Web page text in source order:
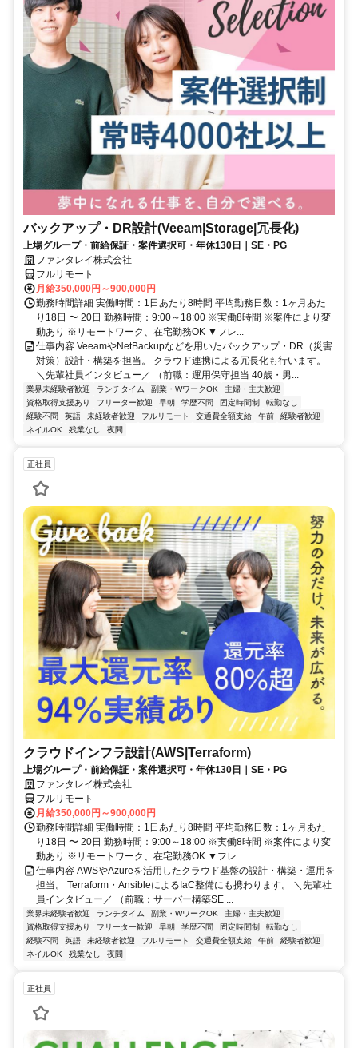
バックアップ・DR設計(Veeam|Storage|冗長化)
上場グループ・前給保証・案件選択可・年休130日｜SE・PG
ファンタレイ株式会社
フルリモート
月給350,000円～900,000円
勤務時間詳細 実働時間：1日あたり8時間 平均勤務日数：1ヶ月あた
り18日 〜 20日 勤務時間：9:00～18:00 ※実働8時間 ※案件により変
動あり ※リモートワーク、在宅勤務OK ▼フレ...
仕事内容 VeeamやNetBackupなどを用いたバックアップ・DR（災害
対策）設計・構築を担当。 クラウド連携による冗長化も行います。
＼先輩社員インタビュー／ （前職：運用保守担当 40歳・男...
業界未経験者歓迎 ランチタイム 副業・WワークOK
主婦・主夫歓迎
資格取得支援あり
フリーター歓迎 早朝 学歴不問 固定時間制
転勤なし
経験不問
英語 未経験者歓迎 フルリモート 交通費全額支給 午前
経験者歓迎
ネイルOK
残業なし 夜間
正社員
クラウドインフラ設計(AWS|Terraform)
上場グループ・前給保証・案件選択可・年休130日｜SE・PG
ファンタレイ株式会社
フルリモート
月給350,000円～900,000円
勤務時間詳細 実働時間：1日あたり8時間 平均勤務日数：1ヶ月あた
り18日 〜 20日 勤務時間：9:00～18:00 ※実働8時間 ※案件により変
動あり ※リモートワーク、在宅勤務OK ▼フレ...
仕事内容 AWSやAzureを活用したクラウド基盤の設計・構築・運用を
担当。 Terraform・AnsibleによるIaC整備にも携わります。 ＼先輩社
員インタビュー／ （前職：サーバー構築SE ...
業界未経験者歓迎 ランチタイム 副業・WワークOK
主婦・主夫歓迎
資格取得支援あり
フリーター歓迎 早朝 学歴不問 固定時間制
転勤なし
経験不問
英語 未経験者歓迎 フルリモート 交通費全額支給 午前
経験者歓迎
ネイルOK
残業なし 夜間
正社員